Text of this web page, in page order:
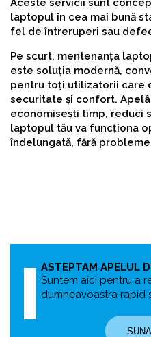
Aceste servicii sunt
laptopul în cea mai bună
fel de întreruperi sau
Pe scurt, mentenanța
este soluția modernă,
pentru toți utilizatorii care
securitate și confort.
economisești timp, reduci
laptopul tău va funcționa
îndelungată, fără
ASTEPTAM APELUL
Suntem aici pentru a
dumneavoastra rapid